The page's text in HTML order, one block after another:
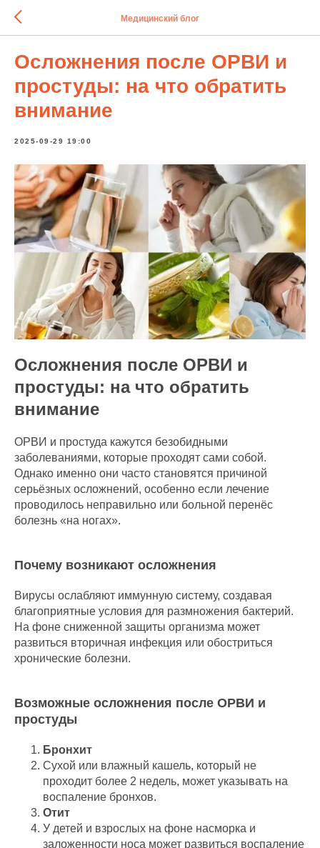
Медицинский блог
Осложнения после ОРВИ и
простуды: на что обратить
внимание
2025-09-29 19:00
Осложнения после ОРВИ и
простуды: на что обратить
внимание
ОРВИ и простуда кажутся безобидными
заболеваниями, которые проходят сами собой.
Однако именно они часто становятся причиной
серьёзных осложнений, особенно если лечение
проводилось неправильно или больной перенёс
болезнь «на ногах».
Почему возникают осложнения
Вирусы ослабляют иммунную систему, создавая
благоприятные условия для размножения бактерий.
На фоне сниженной защиты организма может
развиться вторичная инфекция или обостриться
хронические болезни.
Возможные осложнения после ОРВИ и
простуды
Бронхит
Сухой или влажный кашель, который не
проходит более 2 недель, может указывать на
воспаление бронхов.
Отит
У детей и взрослых на фоне насморка и
заложенности носа может развиться воспаление